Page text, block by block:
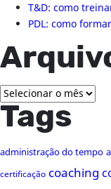
T&D: como
PDL: como
Arquivos
Tags
administração do tempo
certificação coaching